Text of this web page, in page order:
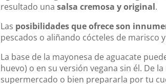
resultado una salsa cremosa y original.
Las posibilidades que ofrece son
pescados o aliñando cócteles de marisco
La base de la mayonesa de aguacate
huevo) o en su versión vegana sin él. De
supermercado o bien prepararla por tu